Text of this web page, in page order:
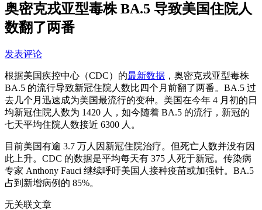
奥密克戎亚型毒株 BA.5 导致美国住院人
数翻了两番
发表评论
根据美国疾控中心（CDC）的最新数据 ，奥密克戎亚型毒株
BA.5 的流行导致新冠住院人数比四个月前翻了两番。BA.5 过
去几个月迅速成为美国最流行的变种。美国在今年 4 月初的日
均新冠住院人数为 1420 人，如今随着 BA.5 的流行，新冠的
七天平均住院人数接近 6300 人。
目前美国有逾 3.7 万人因新冠住院治疗。但死亡人数并没有因
此上升。CDC 的数据是平均每天有 375 人死于新冠。传染病
专家 Anthony Fauci 继续呼吁美国人接种疫苗或加强针。BA.5
占到新增病例的 85%。
无关联文章